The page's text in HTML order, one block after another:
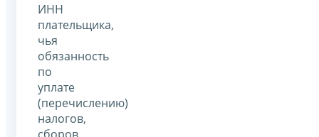
ИНН
плательщика,
чья
обязанность
по
уплате
(перечислению)
налогов,
сборов,